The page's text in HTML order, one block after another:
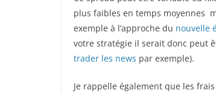
plus faibles en temps moyennes
exemple à l’approche du nouvelle
votre stratégie il serait donc peut
trader les news par exemple).
Je rappelle également que les